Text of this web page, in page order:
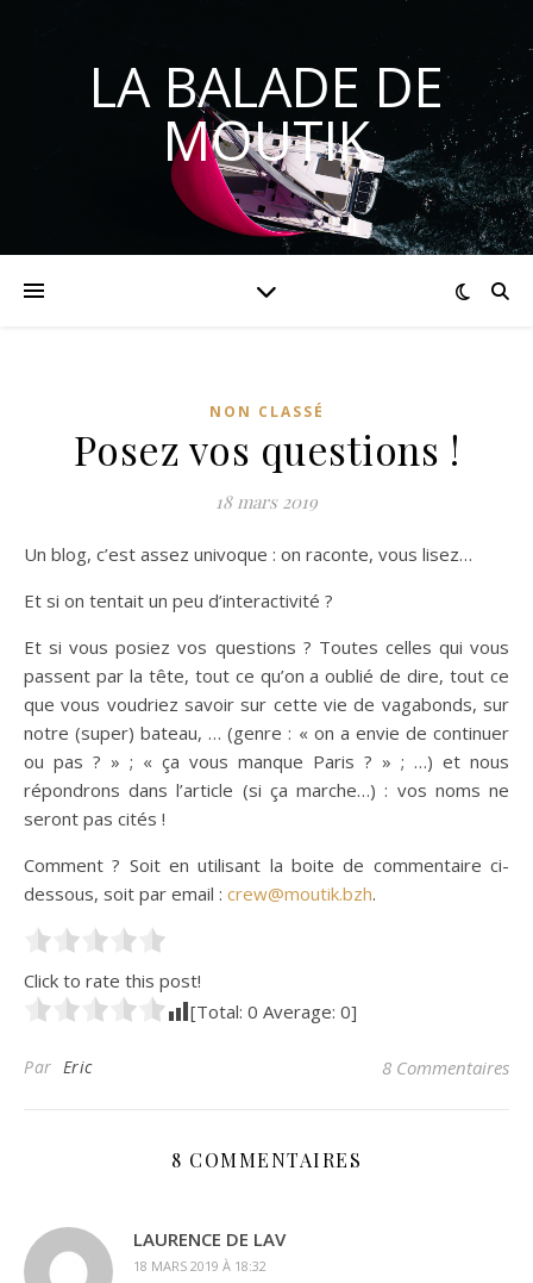
LA BALADE DE
MOUTIK
NON CLASSÉ
Posez vos questions !
18 mars 2019
Un blog, c’est assez univoque : on raconte, vous lisez…
Et si on tentait un peu d’interactivité ?
Et si vous posiez vos questions ? Toutes celles qui vous
passent par la tête, tout ce qu’on a oublié de dire, tout ce
que vous voudriez savoir sur cette vie de vagabonds, sur
notre (super) bateau, … (genre : « on a envie de continuer
ou pas ? » ; « ça vous manque Paris ? » ; …) et nous
répondrons dans l’article (si ça marche…) : vos noms ne
seront pas cités !
Comment ? Soit en utilisant la boite de commentaire ci-
dessous, soit par email : crew@moutik.bzh.
Click to rate this post!
[Total: 0 Average: 0]
Par Eric 8 Commentaires
8 COMMENTAIRES
LAURENCE DE LAV
18 MARS 2019 À 18:32